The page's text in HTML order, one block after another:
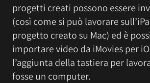
progetti creati possono essere
(così come si può lavorare
progetto creato su Mac) ed è
importare video da iMovies per
l’aggiunta della tastiera per
fosse un computer.